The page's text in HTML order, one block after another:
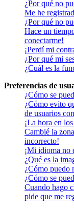
¿Por qué no
Me he
¿Por qué no
Hace un
conectarme!
¡Perdí mi
¿Por qué mi
¿Cuál es la
Preferencias de
¿Cómo se
¿Cómo evito
de usuarios
¡La hora en
Cambié la
incorrecto!
¡Mi idioma no
¿Qué es la
¿Cómo puedo
¿Cómo se
Cuando hago
pide que me